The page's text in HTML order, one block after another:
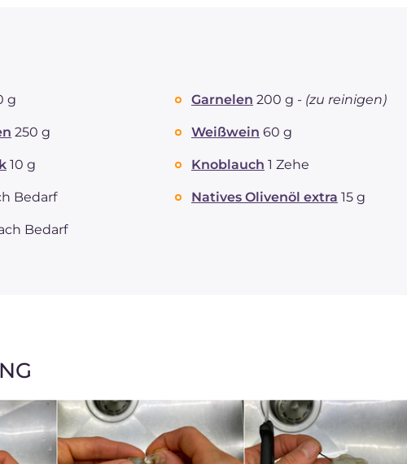
g Garnelen 200 g - (zu reinigen)
250 g Weißwein 60 g
10 g Knoblauch 1 Zehe
Bedarf Natives Olivenöl extra 15 g
Bedarf